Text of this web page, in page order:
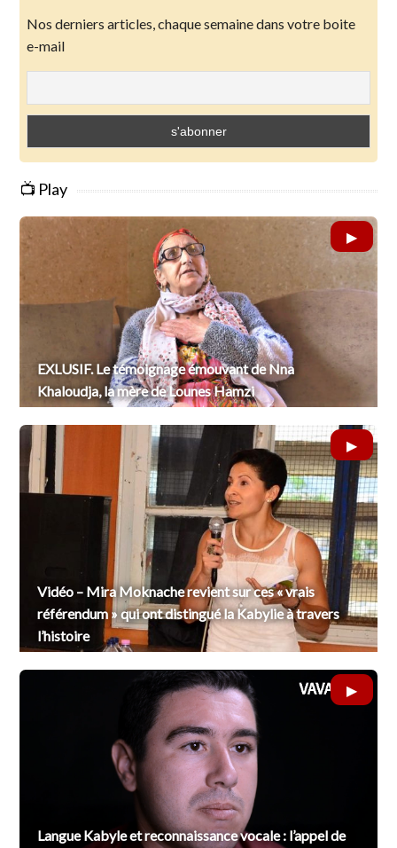
Nos derniers articles, chaque semaine dans votre boite
e-mail
📺 Play
EXLUSIF. Le témoignage émouvant de Nna
Khaloudja, la mère de Lounes Hamzi
Vidéo – Mira Moknache revient sur ces « vrais
référendum » qui ont distingué la Kabylie à travers
l’histoire
Langue Kabyle et reconnaissance vocale : l’appel de